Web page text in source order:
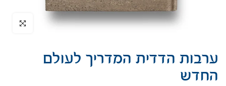
הקלק להגדיל
ערבות הדדית המדריך לעולם
החדש